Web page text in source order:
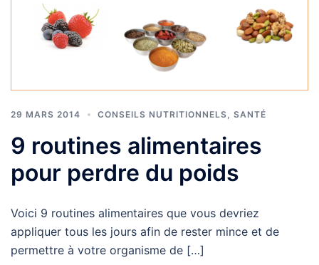
29 MARS 2014 CONSEILS NUTRITIONNELS SANTÉ
9 routines alimentaires
pour perdre du poids
Voici 9 routines alimentaires que vous devriez
appliquer tous les jours afin de rester mince et de
permettre à votre organisme de […]